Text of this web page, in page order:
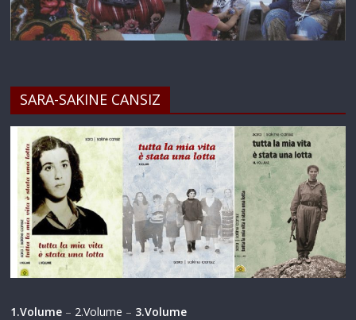
SARA-SAKINE CANSIZ
1.Volume – 2.Volume – 3.Volume